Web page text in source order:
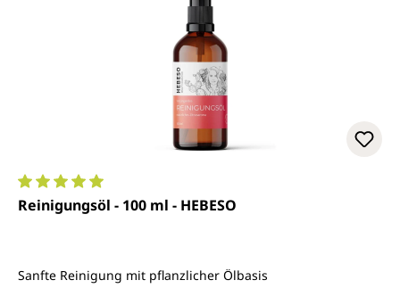
Durchschnittliche Bewertung von 5 von 5 Sternen
Reinigungsöl - 100 ml - HEBESO
Sanfte Reinigung mit pflanzlicher Ölbasis